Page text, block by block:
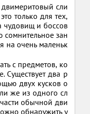
сли
только для тех,
чудовищ и боссов
сомнительное зан
на очень маленьк
с предметов, ко
Существует два р
двух кусков о
же из одного сл
обычной дви
обнаружить у